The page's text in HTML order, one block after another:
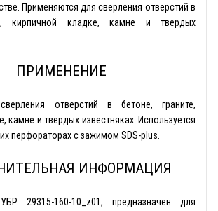
Применяются для сверления отверстий в
кирпичной кладке, камне и твердых
ПРИМЕНЕНИЕ
отверстий в бетоне, граните,
камне и твердых известняках. Используется
перфораторах с зажимом SDS-plus.
ИНФОРМАЦИЯ
29315-160-10_z01, предназначен для